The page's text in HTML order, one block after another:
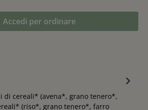
Accedi per ordinare
di cereali* (avena*, grano tenero*,
(riso*, grano tenero*, farro